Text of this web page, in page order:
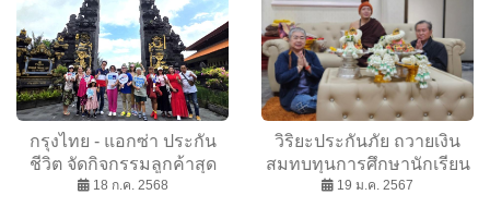
กรุงไทย - แอกซ่า ประกัน
ชีวิต จัดกิจกรรมลูกค้าสุด
เอ็กซ์คลูซีฟ “Super Fan Trip
18 ก.ค. 2568
วิริยะประกันภัย ถวายเงิน
สมทบทุนการศึกษานักเรียน
ในเขตภาคเหนือ เนื่องใน
19 ม.ค. 2567